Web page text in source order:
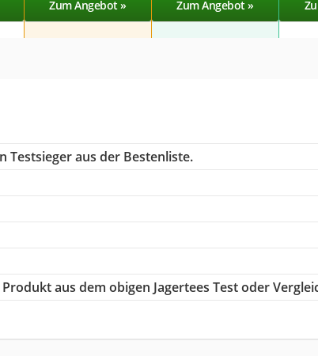
Zum Angebot » Zum Angebot »
Testsieger aus der Bestenliste.
aus dem obigen Jagertees Test oder